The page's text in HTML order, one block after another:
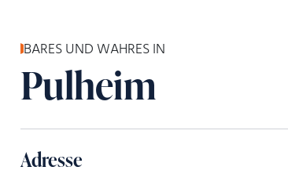
BARES UND WAHRES IN
Pulheim
Adresse